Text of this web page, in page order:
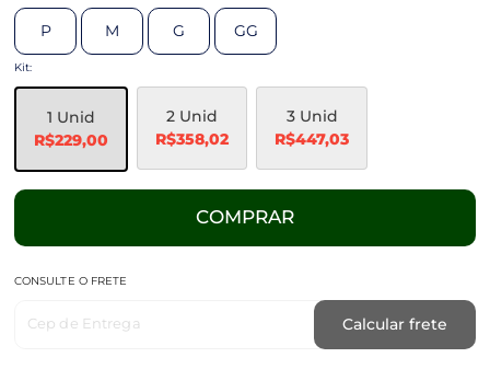
P M G GG
Kit:
1 Unid
R$229,00
2 Unid
R$358,02
3 Unid
R$447,03
COMPRAR
CONSULTE O FRETE
Cep de Entrega Calcular frete